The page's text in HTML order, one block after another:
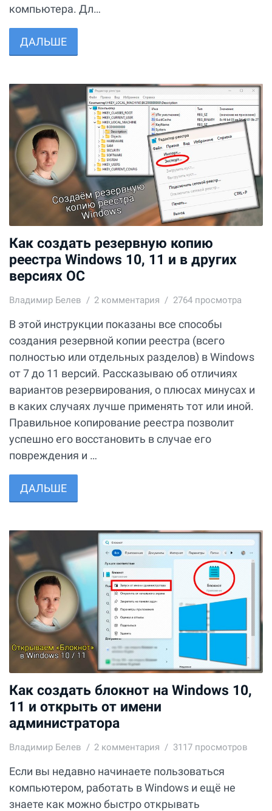
компьютера. Дл…
ДАЛЬШЕ
Как создать резервную копию
реестра Windows 10, 11 и в других
версиях ОС
Владимир Белев 2 комментария 2764 просмотра
В этой инструкции показаны все способы
создания резервной копии реестра (всего
полностью или отдельных разделов) в Windows
от 7 до 11 версий. Рассказываю об отличиях
вариантов резервирования, о плюсах минусах и
в каких случаях лучше применять тот или иной.
Правильное копирование реестра позволит
успешно его восстановить в случае его
повреждения и …
ДАЛЬШЕ
Как создать блокнот на Windows 10,
11 и открыть от имени
администратора
Владимир Белев 2 комментария 3117 просмотров
Если вы недавно начинаете пользоваться
компьютером, работать в Windows и ещё не
знаете как можно быстро открывать